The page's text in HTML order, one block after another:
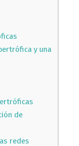
y una
de
redes